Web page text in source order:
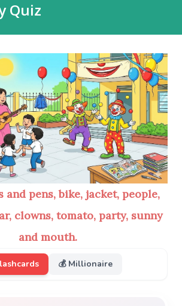
Quiz
clowns, tomato, party, sunny
and mouth.
💰 Millionaire